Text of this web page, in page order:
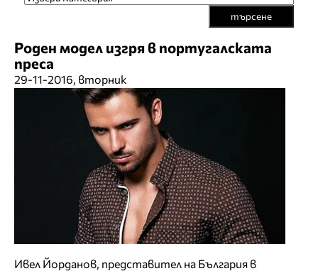
търсене
Роден модел изгря в португалската
преса
29-11-2016, вторник
Ивел Йорданов, представител на България в